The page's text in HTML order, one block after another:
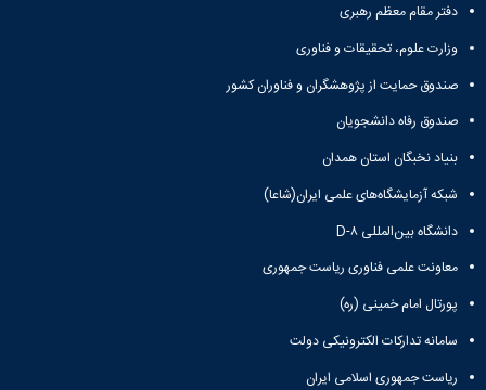
دفتر مقام معظم رهبری
وزارت علوم، تحقیقات و فناوری
صندوق حمایت از پژوهشگران و فناوران کشور
صندوق رفاه دانشجویان
بنیاد نخبگان استان همدان
شبکه آزمایشگاه‌های علمی ایران(شاعا)
دانشگاه بین‌المللی D-۸
معاونت علمی فناوری ریاست جمهوری
پورتال امام خمینی (ره)
سامانه تدارکات الکترونیکی دولت
ریاست جمهوری اسلامی ایران